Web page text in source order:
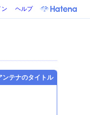
ン ヘルプ
ンテナのタイトル